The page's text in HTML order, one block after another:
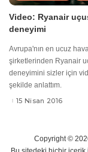
Video: Ryanair
deneyimi
Avrupa'nın en ucuz
şirketlerinden Ryanair
deneyimini sizler için
şekilde anlattım.
15 Nisan 2016
Copyright ©